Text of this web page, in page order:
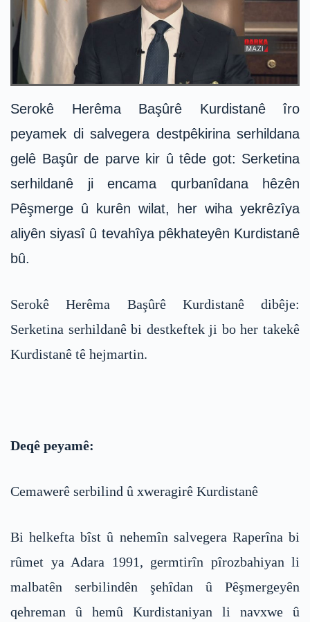
Serokê Herêma Başûrê Kurdistanê îro
peyamek di salvegera destpêkirina serhildana
gelê Başûr de parve kir û têde got: Serketina
serhildanê ji encama qurbanîdana hêzên
Pêşmerge û kurên wilat, her wiha yekrêzîya
aliyên siyasî û tevahîya pêkhateyên Kurdistanê
bû.
Serokê Herêma Başûrê Kurdistanê dibêje:
Serketina serhildanê bi destkeftek ji bo her takekê
Kurdistanê tê hejmartin.
Deqê peyamê:
Cemawerê serbilind û xweragirê Kurdistanê
Bi helkefta bîst û nehemîn salvegera Raperîna bi
rûmet ya Adara 1991, germtirîn pîrozbahiyan li
malbatên serbilindên şehîdan û Pêşmergeyên
qehreman û hemû Kurdistaniyan li navxwe û